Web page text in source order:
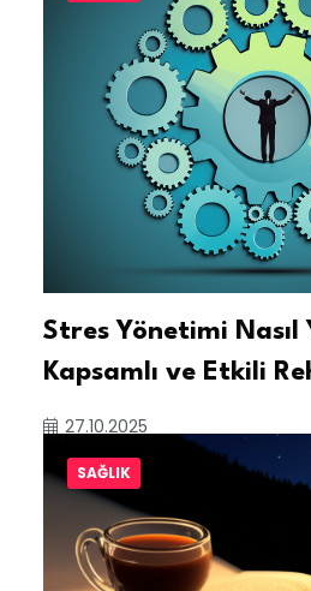
Stres Yönetimi Nasıl
Kapsamlı ve Etkili
27.10.2025
SAĞLIK